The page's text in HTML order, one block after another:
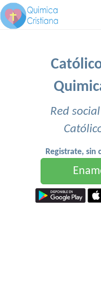
Red
Registrate, sin